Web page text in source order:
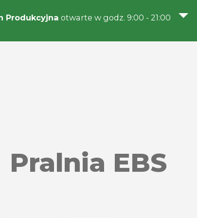
Produkcyjna otwarte w godz. 9:00 - 21:00
Pralnia EBS